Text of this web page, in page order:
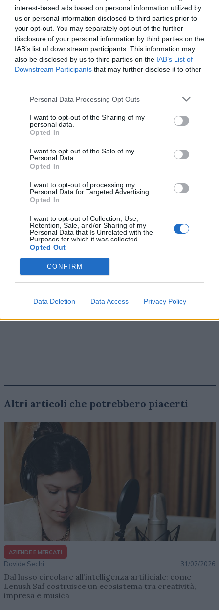
interest-based ads based on personal information utilized by
us or personal information disclosed to third parties prior to
your opt-out. You may separately opt-out of the further
disclosure of your personal information by third parties on the
IAB’s list of downstream participants. This information may
also be disclosed by us to third parties on the IAB’s List of
Downstream Participants that may further disclose it to other
Personal Data Processing Opt Outs
I want to opt-out of the Sharing of my
personal data.
Opted In
I want to opt-out of the Sale of my
Personal Data.
Opted In
I want to opt-out of processing my
Personal Data for Targeted Advertising.
Opted In
I want to opt-out of Collection, Use,
Retention, Sale, and/or Sharing of my
Personal Data that Is Unrelated with the
Purposes for which it was collected.
Opted Out
CONFIRM
Data Deletion Data Access Privacy Policy
I miglioramenti apportati ai chatbot di testo, voce e
video, come le integrazioni con ChatGPT, offrono a
brand e aziende automazione, velocità e disponibilità. I
retailer stanno adottando sempre più spesso
assistenti virtuali intelligenti per semplificare il servizio
clienti, consentire l’up-and-cross-selling, il marketing e
l’automazione delle vendite, con conseguente aumento
del ROI. “Gli aggiornamenti, le offerte e le newsletter,
travolgente di informazioni e notifiche . dichiara
Vittorio D’Alessio, Country Manager Italy diInfobip
I rivenditori devono trovare il giusto equilibrio tra essere
visibili ed evitare l’Overload Communication. Inoltre,
con la crescente tendenza dei consumatori a interagire
con un’azienda o un marchio attraverso canali di chat
conversazionali, sta diventando sempre più
importante per le aziende offrire queste esperienze.
Adottare un approccio che pone il cliente al centro,
sfruttare l’analisi dei dati e comprendere le loro
preferenze così come implementare una tecnologia
scalabile e flessibile sono fondamentali per offrire una
customer experience efficace e coinvolgente. Il
passaggio a una comunicazione strategica e mirata
contribuirà a ridurre il sovraccarico di comunicazione e
creerà relazioni più forti e durature con i clienti”.
MERGER & ACQUISITION PLATFORM
Altri articoli che potrebbero piacerti
AZIENDE E MERCATI
Davide Sechi 31/07/2026
Dal lusso circolare all’intelligenza artificiale: come
Lenush Saf costruisce un ecosistema tra creatività,
impresa e musica